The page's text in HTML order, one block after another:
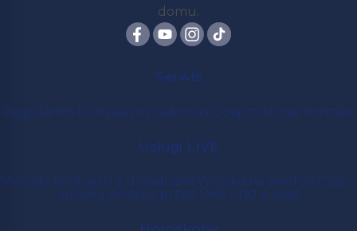
domu.
Serwis
Regulamin Polityka prywatności Dołącz do nas Kontakt
Usługi LIVE
Metody kontaktu z doradcami Wróżka na telefon Czat z
wróżką Wróżka przez SMS oraz e-mail